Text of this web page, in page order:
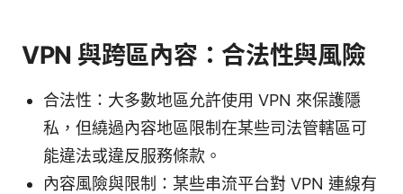
VPN 與跨區內容：合法性與風險
合法性：大多數地區允許使用 VPN 來保護隱
私，但繞過內容地區限制在某些司法管轄區可
能違法或違反服務條款。
內容風險與限制：某些串流平台對 VPN 連線有